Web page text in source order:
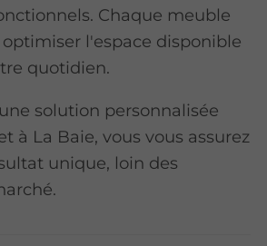
Chaque meuble
l'espace disponible
quotidien.
solution personnalisée
à La Baie, vous vous assurez
unique, loin des